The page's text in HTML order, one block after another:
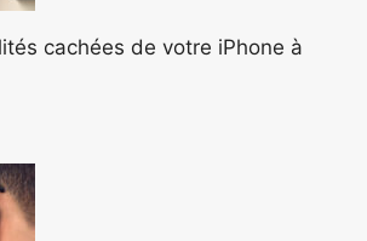
cachées de votre iPhone à